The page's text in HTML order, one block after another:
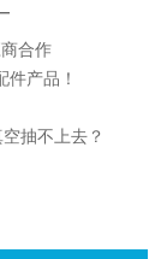
合作
产品！